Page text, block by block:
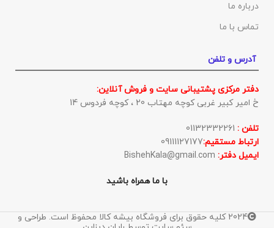
درباره ما
تماس با ما
آدرس و تلفن
دفتر مرکزی پشتیبانی سایت و فروش آنلاین:
خ امیر کبیر غربی کوچه مهتاب 20 ، کوچه فردوس 14
تلفن :
ارتباط مستقیم:09111127177
ایمیل دفتر:
با ما همراه باشید
2024 کلیه حقوق برای فروشگاه بیشه کالا محفوظ است. طراحی و